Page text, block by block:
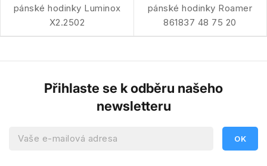
pánské hodinky Luminox
X2.2502
pánské hodinky Roamer
861837 48 75 20
Přihlaste se k odběru našeho
newsletteru